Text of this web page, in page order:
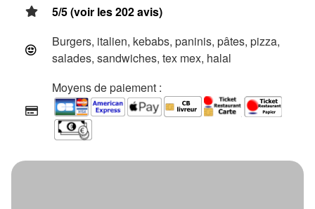
5/5 (voir les 202 avis)
Burgers, italien, kebabs, paninis, pâtes, pizza,
salades, sandwiches, tex mex, halal
Moyens de paiement :